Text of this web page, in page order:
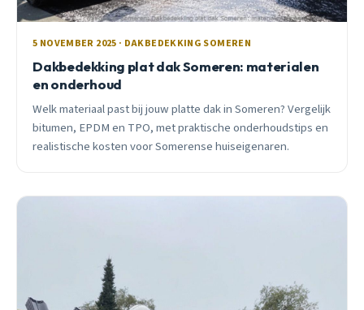
5 NOVEMBER 2025 · DAKBEDEKKING SOMEREN
Dakbedekking plat dak Someren: materialen
en onderhoud
Welk materiaal past bij jouw platte dak in Someren? Vergelijk
bitumen, EPDM en TPO, met praktische onderhoudstips en
realistische kosten voor Somerense huiseigenaren.